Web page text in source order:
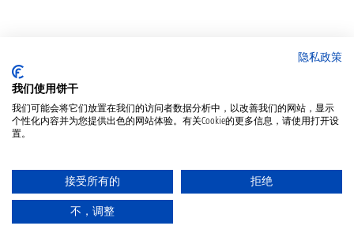
隐私政策
我们使用饼干
我们可能会将它们放置在我们的访问者数据分析中，以改善我们的网站，显示
个性化内容并为您提供出色的网站体验。有关Cookie的更多信息，请使用打开设
置。
接受所有的 拒绝
不，调整